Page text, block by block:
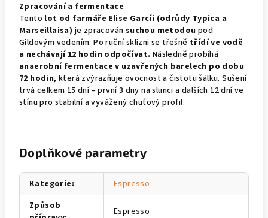
Zpracování a fermentace
Tento lot od farmáře Elise Garcíi (odrůdy Typica a
Marseillaisa) je zpracován suchou metodou pod
Gildovým vedením. Po ruční sklizni se třešně třídí ve vodě
a nechávají 12 hodin odpočívat. Následně probíhá
anaerobní fermentace v uzavřených barelech po dobu
72 hodin, která zvýrazňuje ovocnost a čistotu šálku. Sušení
trvá celkem 15 dní – první 3 dny na slunci a dalších 12 dní ve
stínu pro stabilní a vyvážený chuťový profil.
Doplňkové parametry
Kategorie:
Espresso
Způsob
Espresso